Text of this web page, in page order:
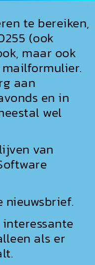
te bereiken,
(ook
maar ook
aan
en in
wel
van
nieuwsbrief.
als er